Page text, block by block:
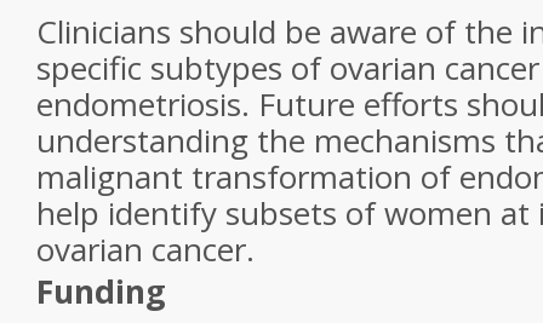
Clinicians should be aware of the
specific subtypes of ovarian
endometriosis. Future efforts
understanding the mechanisms
malignant transformation of
help identify subsets of women at
ovarian cancer.
Funding